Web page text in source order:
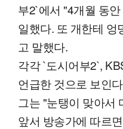
부2`에서 "4개월 동
일했다. 또 개한테 엉
고 말했다.
각각 `도시어부2`,
언급한 것으로 보인
그는 "눈탱이 맞아서
앞서 방송가에 따르